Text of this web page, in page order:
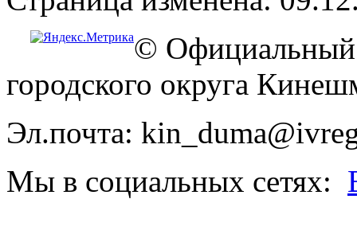
© Официальный
городского округа
Эл.почта:
Мы в социальных сетях: